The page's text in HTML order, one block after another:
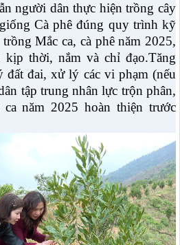
người dân thực hiện trồng cây
Cà phê đúng quy trình kỹ
Mắc ca, cà phê năm 2025,
kịp thời, nắm và chỉ đạo.Tăng
đất đai, xử lý các vi phạm (nếu
tập trung nhân lực trộn phân,
năm 2025 hoàn thiện trước